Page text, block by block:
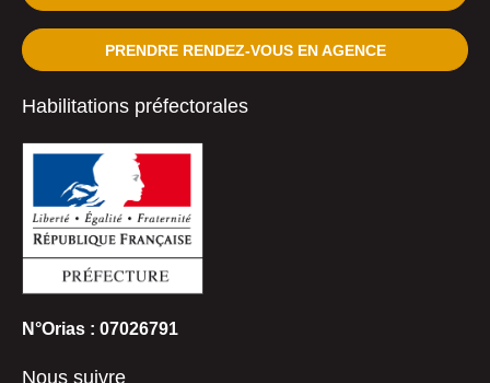
PRENDRE RENDEZ-VOUS EN AGENCE
Habilitations préfectorales
N°Orias : 07026791
Nous suivre